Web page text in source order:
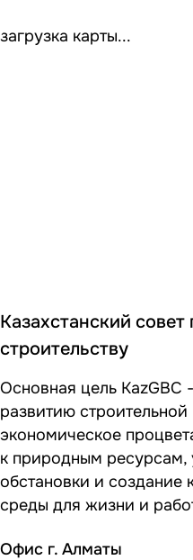
загрузка карты...
Казахстанский
строительству
Основная цель KazGBC
развитию
экономическое
к природным ресурсам,
обстановки и
среды для жизни и
Офис г. Алматы